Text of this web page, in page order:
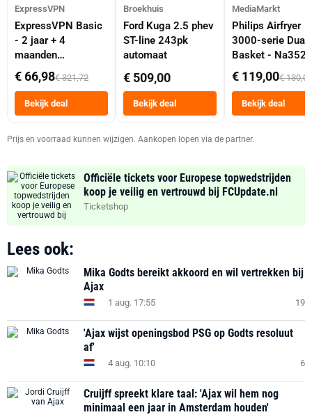
ExpressVPN
ExpressVPN Basic
- 2 jaar + 4
maanden
abonnement
€ 66,98€ 321,72
Bekijk deal
Broekhuis
Ford Kuga 2.5 phev
ST-line 243pk
automaat
€ 509,00
Bekijk deal
MediaMarkt
Philips Airfryer
3000-serie Dual
Basket -
Dubbele Mand 9
Tot 6 Personen
Heteluchtfriteuse
Zwart
€ 119,00€ 130,00
Bekijk deal
Prijs en voorraad kunnen wijzigen. Aankopen lopen via de partner.
Officiële tickets voor Europese topwedstrijden
koop je veilig en vertrouwd bij FCUpdate.nl
Ticketshop
Lees ook:
Mika Godts bereikt akkoord en wil vertrekken bij
Ajax
1 aug. 17:55 19
'Ajax wijst openingsbod PSG op Godts resoluut
af'
4 aug. 10:10 6
Cruijff spreekt klare taal: 'Ajax wil hem nog
minimaal een jaar in Amsterdam houden'